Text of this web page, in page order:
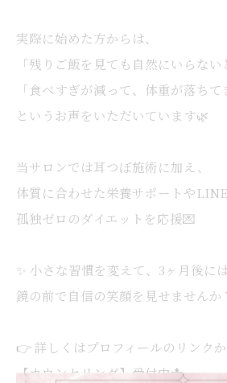
実際に始めた方からは、
「残りご飯を見ても自然にいらない
「食べすぎが減って、体重が落ちて
というお声をいただいています🌿
当サロンでは耳つぼ施術に加え、
体質に合わせた栄養サポートやLINE
孤独ゼロのダイエットを応援💌
✨ 小さな習慣を変えて、3ヶ月後には
鏡の前で自信の笑顔を見せませんか
👉 詳しくはプロフィールのリンク
【カウンセリング】受付中📩